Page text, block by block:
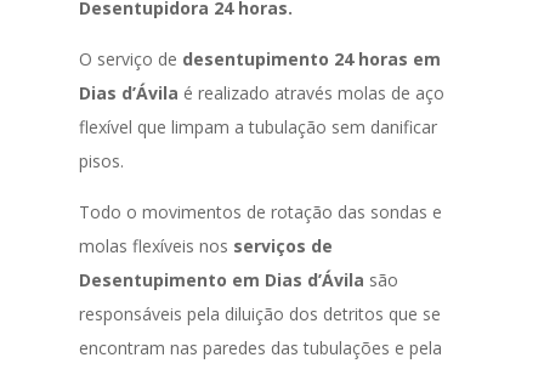
Desentupidora 24 horas.
O serviço de desentupimento 24 horas em
Dias d’Ávila é realizado através molas de aço
flexível que limpam a tubulação sem danificar
pisos.
Todo o movimentos de rotação das sondas e
molas flexíveis nos serviços de
Desentupimento em Dias d’Ávila são
responsáveis pela diluição dos detritos que se
encontram nas paredes das tubulações e pela